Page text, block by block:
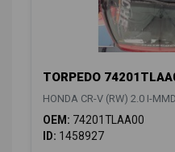
TORPEDO
HONDA CR-V (RW) 2.0 I-
OEM: 74201TLAA00
ID: 1458927